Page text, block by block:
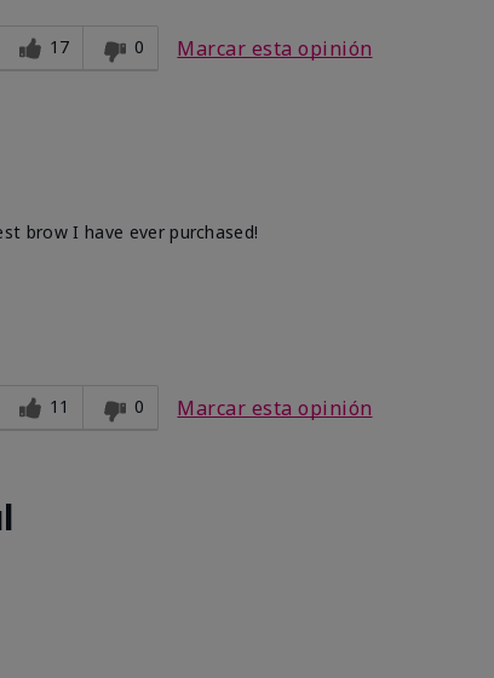
17 0 Marcar esta opinión
brow I have ever purchased!
11 0 Marcar esta opinión